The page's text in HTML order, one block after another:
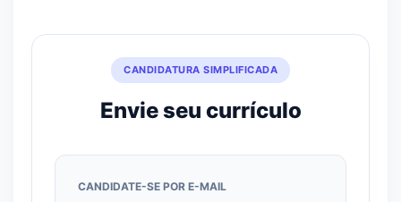
CANDIDATURA SIMPLIFICADA
Envie seu currículo
CANDIDATE-SE POR E-MAIL